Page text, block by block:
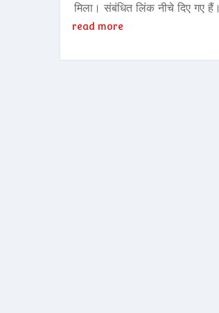
मिला। संबंधित लिंक नीचे दिए गए हैं।
read more